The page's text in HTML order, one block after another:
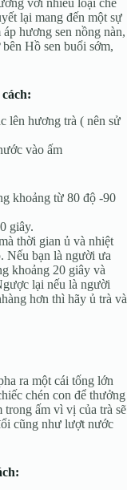
với nhiều loại chè
lại mang đến một sự
hương sen nồng nàn,
Hồ sen buổi sớm,
lên hương trà ( nên sử
vào ấm
khoảng từ 80 độ -90
giây.
thời gian ủ và nhiệt
Nếu bạn là người ưa
khoảng 20 giây và
lại nếu là người
hơn thì hãy ủ trà và
ra một cái tống lớn
chén con để thưởng
ấm vì vị của trà sẽ
cũng như lượt nước